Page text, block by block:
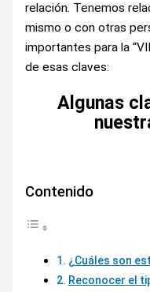
relación. Tenemos
mismo o con otras
importantes para la
de esas claves:
Algunas
Contenido
¿Cuáles son
Reconocer el